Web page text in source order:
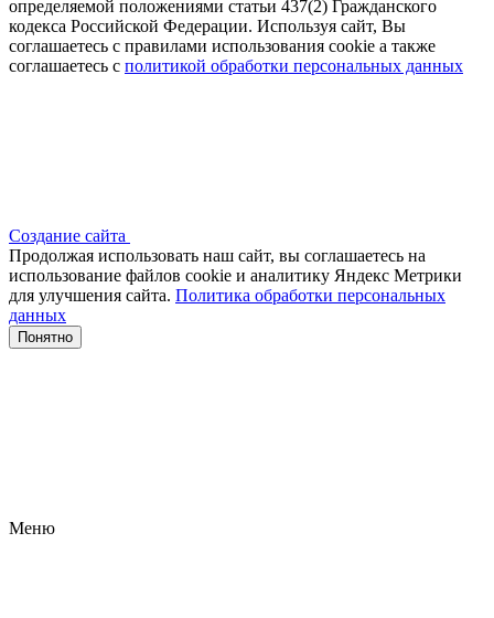
определяемой положениями статьи 437(2) Гражданского
кодекса Российской Федерации. Используя сайт, Вы
соглашаетесь с правилами использования cookie а также
соглашаетесь с политикой обработки персональных данных
Создание сайта
Продолжая использовать наш сайт, вы соглашаетесь на
использование файлов сооkіе и аналитику Яндекс Метрики
для улучшения сайта. Политика обработки персональных
данных
Понятно
Меню